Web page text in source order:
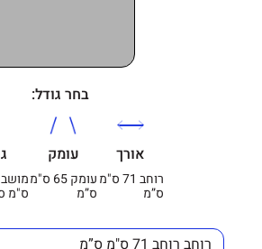
בחר גודל:
אורך
רוחב 71 ס"מ
ס”מ
עומק
עומק 65 ס"מ
ס”מ ס"מ